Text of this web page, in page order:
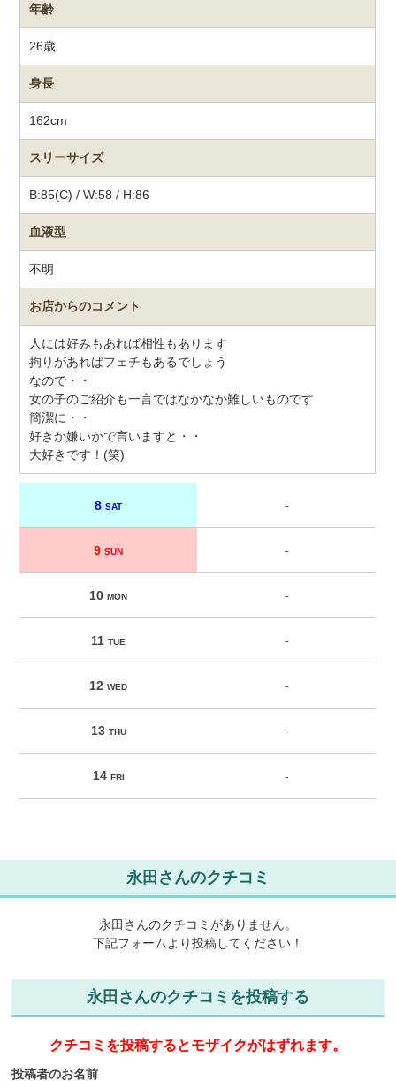
年齢
26歳
身長
162cm
スリーサイズ
B:85(C) / W:58 / H:86
血液型
不明
お店からのコメント
人には好みもあれば相性もあります
拘りがあればフェチもあるでしょう
なので・・
女の子のご紹介も一言ではなかなか難しいものです
簡潔に・・
好きか嫌いかで言いますと・・
大好きです！(笑)
8SAT -
9SUN -
10MON -
11TUE -
12WED -
13 THU -
14 FRI -
永田さんのクチコミ
永田さんのクチコミがありません。
下記フォームより投稿してください！
永田さんのクチコミを投稿する
クチコミを投稿するとモザイクがはずれます。
投稿者のお名前